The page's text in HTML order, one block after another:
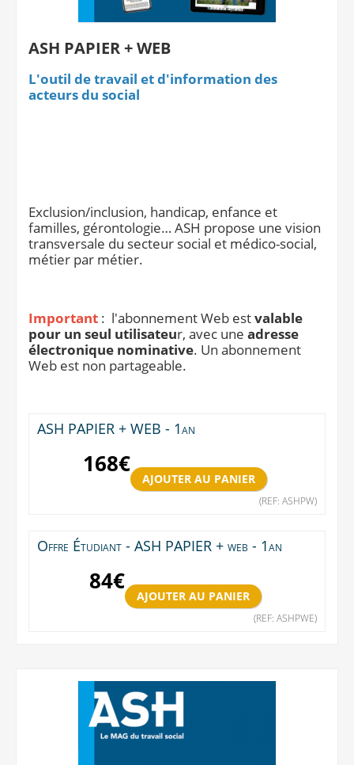
Notre boutique
ASH PAPIER + WEB
L'outil de travail et d'information des
acteurs du social
Exclusion/inclusion, handicap, enfance et
familles, gérontologie… ASH propose une vision
transversale du secteur social et médico-social,
métier par métier.
Important : l'abonnement Web estvalable
pour un seul utilisateur, avec une adresse
électronique nominative. Un abonnement
Web est non partageable.
ASH PAPIER + WEB - 1an
168€
(REF: ASHPW)
Offre Étudiant - ASH PAPIER + web - 1an
84€
(REF: ASHPWE)